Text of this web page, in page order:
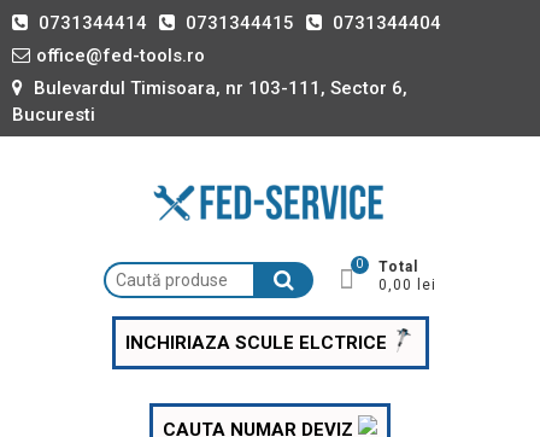
Skip 0731344414 0731344415
0731344404
office@fed-tools.ro
Bulevardul Timisoara, nr 103-111, Sector 6,
Bucuresti
Caută
după:
0
Total
0,00 lei
INCHIRIAZA SCULE ELCTRICE
CAUTA NUMAR DEVIZ